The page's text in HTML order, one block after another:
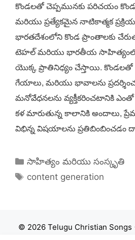
కొండలతో చెప్పమునకు పరిచయం
మరియు ప్రత్యేకమైన నాటికాత్మక
భారతదేశంలోని కొండ ప్రాంతాలకు
టెహల్ మరియు భారతీయ సాహిత్యంలో
యొక్క ప్రాతినిధ్యం చేస్తాయి. కొండలతో
గేయాలు, మరియు భావాలను
మనోవేధనలను వ్యక్తీకరించటానికి ఎంతో
కళ మారుతున్న కాలానికి అందాలు,
విభిన్న విషయాలను ప్రతిబింబించడం
Categories
సాహిత్యం మరియు సంస్కృతి
Tags
content generation
© 2026 Telugu Christian Songs